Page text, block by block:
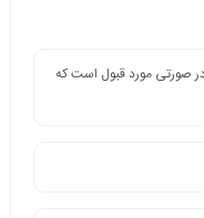
صورتی مورد قبول است که